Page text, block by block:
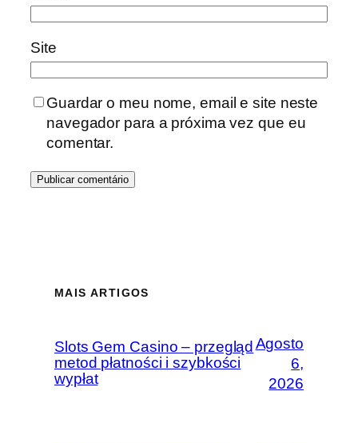
Site
Guardar o meu nome, email e site neste
navegador para a próxima vez que eu
comentar.
MAIS ARTIGOS
Slots Gem Casino – przegląd
metod płatności i szybkości
wypłat
Agosto
6,
2026